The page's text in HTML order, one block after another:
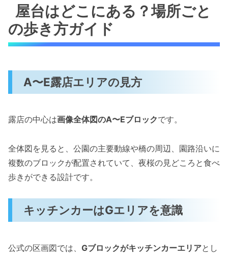
屋台はどこにある？場所ごと
の歩き方ガイド
A〜E露店エリアの見方
露店の中心は画像全体図のA〜Eブロックです。
全体図を見ると、公園の主要動線や橋の周辺、園路沿いに
複数のブロックが配置されていて、夜桜の見どころと食べ
歩きができる設計です。
キッチンカーはGエリアを意識
公式の区画図では、 Gブロックがキッチンカーエリアとし